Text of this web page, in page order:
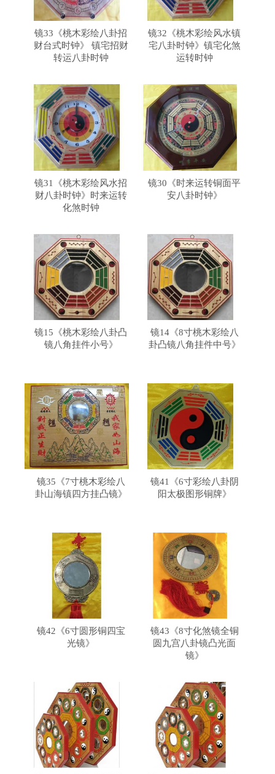
镜33《桃木彩绘八卦招
财台式时钟》 镇宅招财
转运八卦时钟
镜32《桃木彩绘风水镇
宅八卦时钟》镇宅化煞
运转时钟
镜31《桃木彩绘风水招
财八卦时钟》时来运转
化煞时钟
镜30《时来运转铜面平
安八卦时钟》
镜15《桃木彩绘八卦凸
镜八角挂件小号》
镜14《8寸桃木彩绘八
卦凸镜八角挂件中号》
镜35《7寸桃木彩绘八
卦山海镇四方挂凸镜》
镜41《6寸彩绘八卦阴
阳太极图形铜牌》
镜42《6寸圆形铜四宝
光镜》
镜43《8寸化煞镜全铜
圆九宫八卦镜凸光面
镜》